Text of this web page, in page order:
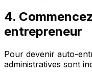
4.
entrepreneur
Pour devenir auto-
administratives sont